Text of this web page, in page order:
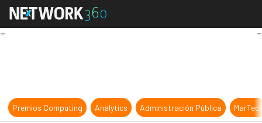
El CESCA se rebautiza Centro de
Premios Computing Analytics Administración Pública